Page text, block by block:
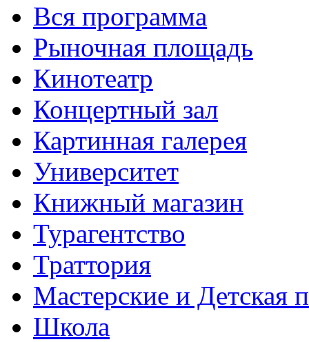
Вся программа
Рыночная площадь
Кинотеатр
Концертный зал
Картинная галерея
Университет
Книжный магазин
Турагентство
Траттория
Мастерские и Детская
Школа